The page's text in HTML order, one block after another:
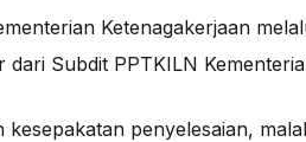
Ketenagakerjaan
dari Subdit PPTKILN
kesepakatan penyelesaian,